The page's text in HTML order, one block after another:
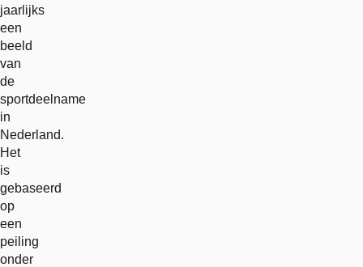
jaarlijks
een
beeld
van
de
sportdeelname
in
Nederland.
Het
is
gebaseerd
op
een
peiling
onder